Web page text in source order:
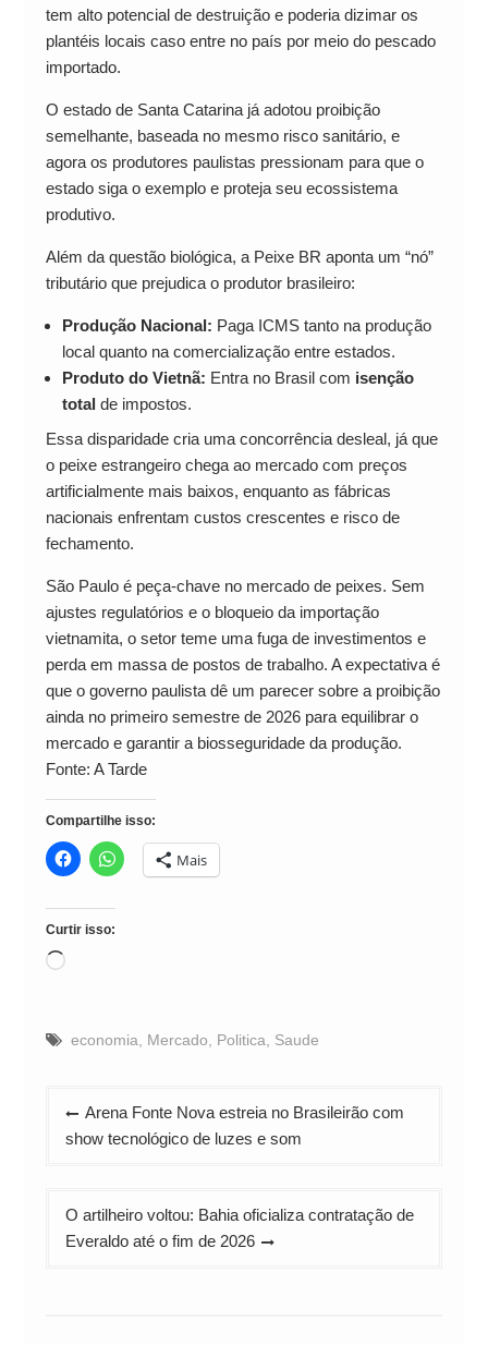
tem alto potencial de destruição e poderia dizimar os
plantéis locais caso entre no país por meio do pescado
importado.
O estado de Santa Catarina já adotou proibição
semelhante, baseada no mesmo risco sanitário, e
agora os produtores paulistas pressionam para que o
estado siga o exemplo e proteja seu ecossistema
produtivo.
Além da questão biológica, a Peixe BR aponta um “nó”
tributário que prejudica o produtor brasileiro:
Produção Nacional: Paga ICMS tanto na produção
local quanto na comercialização entre estados.
Produto do Vietnã: Entra no Brasil com isenção
total de impostos.
Essa disparidade cria uma concorrência desleal, já que
o peixe estrangeiro chega ao mercado com preços
artificialmente mais baixos, enquanto as fábricas
nacionais enfrentam custos crescentes e risco de
fechamento.
São Paulo é peça-chave no mercado de peixes. Sem
ajustes regulatórios e o bloqueio da importação
vietnamita, o setor teme uma fuga de investimentos e
perda em massa de postos de trabalho. A expectativa é
que o governo paulista dê um parecer sobre a proibição
ainda no primeiro semestre de 2026 para equilibrar o
mercado e garantir a biosseguridade da produção.
Fonte: A Tarde
Compartilhe isso:
Mais
Curtir isso:
Carregando...
economia Mercado Politica Saude
Navegação
de
Arena Fonte Nova estreia no Brasileirão com
show tecnológico de luzes e som
O artilheiro voltou: Bahia oficializa contratação de
Everaldo até o fim de 2026